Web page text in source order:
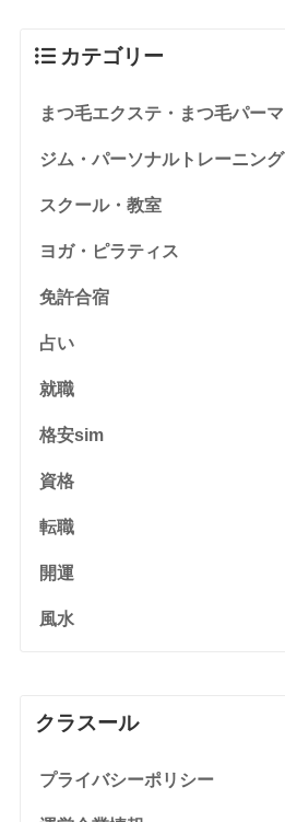
カテゴリー
まつ毛エクステ・まつ毛パーマ
ジム・パーソナルトレーニング
スクール・教室
ヨガ・ピラティス
免許合宿
占い
就職
格安sim
資格
転職
開運
風水
クラスール
プライバシーポリシー